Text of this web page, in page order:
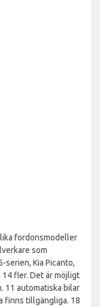
fordonsmodeller
som
serien, Kia Picanto,
14 fler. Det är möjligt
11 automatiska bilar
finns tillgängliga. 18